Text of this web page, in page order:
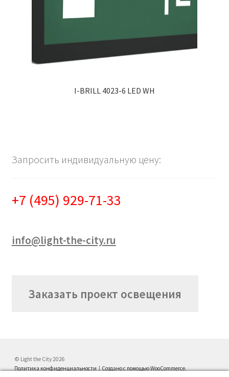
I-BRILL 4023-6 LED WH
Запросить индивидуальную цену:
+7 (495) 929-71-33
info@light-the-city.ru
Заказать проект освещения
© Light the City 2026
Политика конфиденциальности
Создано с помощью WooCommerce.